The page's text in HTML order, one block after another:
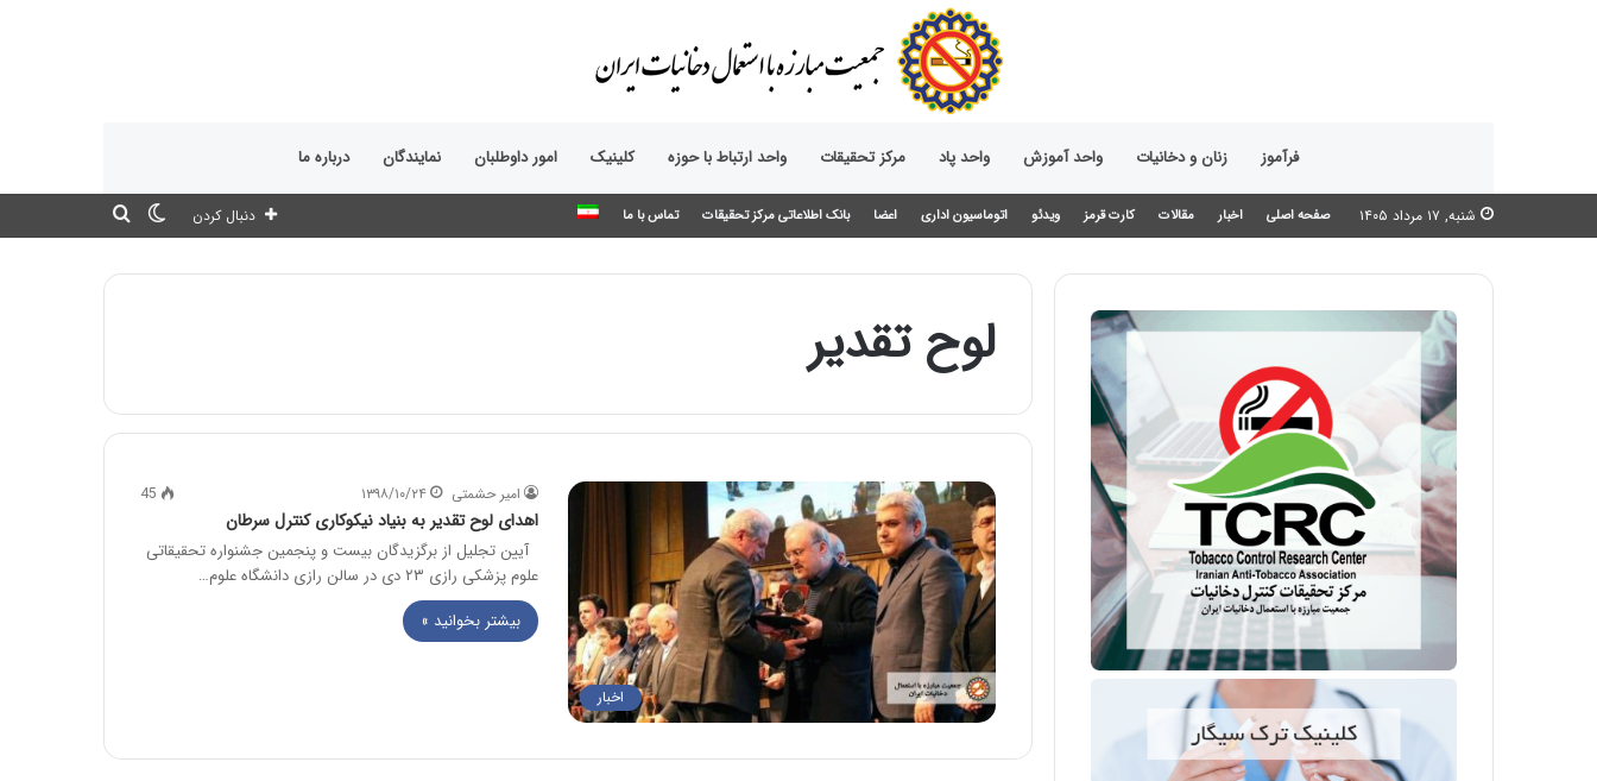
فرآموز زنان و دخانیات واحد آموزش واحد پاد مرکز تحقیقات واحد ارتباط با حوزه‌ کلینیک امور داوطلبان نمایندگان درباره ما
شنبه, ۱۷ مرداد ۱۴۰۵ صفحه اصلی اخبار مقالات کارت قرمز ویدئو اتوماسیون اداری اعضا بانک اطلاعاتی مرکز تحقیقات تماس با ما
تغییر
دنبال کردن
لوح تقدیر
اخبار
امیر حشمتی ۱۳۹۸/۱۰/۲۴ 45
اهدای لوح تقدیر به بنیاد نیکوکاری کنترل سرطان
آیین تجلیل از برگزیدگان بیست و پنجمین جشنواره تحقیقاتی
علوم پزشکی رازی ۲۳ دی در سالن رازی دانشگاه علوم…
بیشتر بخوانید »